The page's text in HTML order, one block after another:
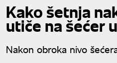
Kako šetnja
utiče na šećer
Nakon obroka nivo